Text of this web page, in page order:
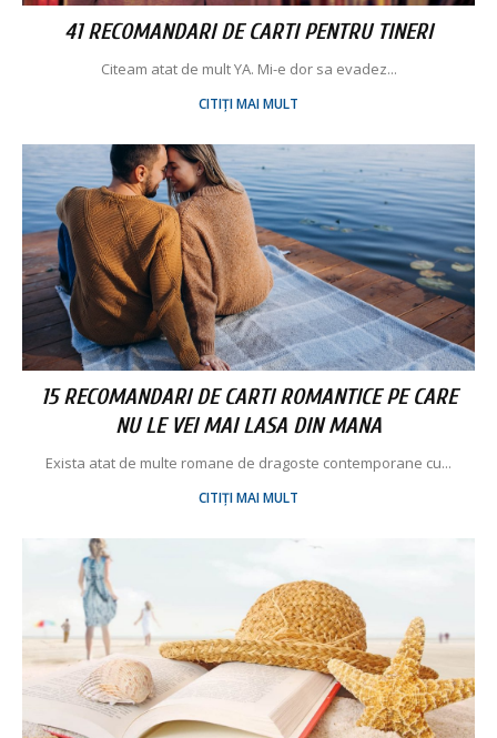
41 RECOMANDARI DE CARTI PENTRU TINERI
Citeam atat de mult YA. Mi-e dor sa evadez...
CITIȚI MAI MULT
15 RECOMANDARI DE CARTI ROMANTICE PE CARE
NU LE VEI MAI LASA DIN MANA
Exista atat de multe romane de dragoste contemporane cu...
CITIȚI MAI MULT